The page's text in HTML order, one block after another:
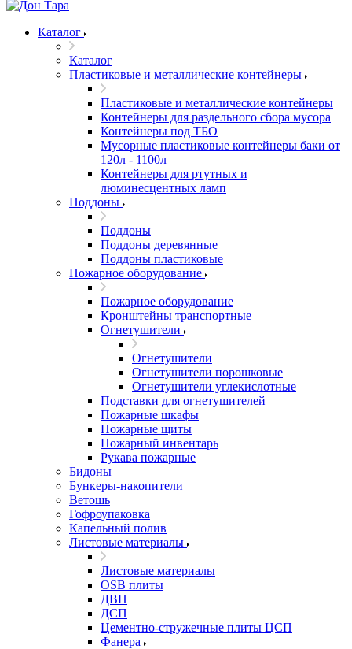
Каталог
Каталог
Пластиковые и металлические контейнеры
Пластиковые и металлические контейнеры
Контейнеры для раздельного сбора мусора
Контейнеры под ТБО
Мусорные пластиковые контейнеры баки от
120л - 1100л
Контейнеры для ртутных и
люминесцентных ламп
Поддоны
Поддоны
Поддоны деревянные
Поддоны пластиковые
Пожарное оборудование
Пожарное оборудование
Кронштейны транспортные
Огнетушители
Огнетушители
Огнетушители порошковые
Огнетушители углекислотные
Подставки для огнетушителей
Пожарные шкафы
Пожарные щиты
Пожарный инвентарь
Рукава пожарные
Бидоны
Бункеры-накопители
Ветошь
Гофроупаковка
Капельный полив
Листовые материалы
Листовые материалы
OSB плиты
ДВП
ДСП
Цементно-стружечные плиты ЦСП
Фанера